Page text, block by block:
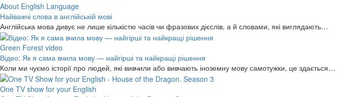
About English Language
Найважчі слова в англійській мові
Англійська мова дивує не лише кількістю часів чи фразових дієслів, а й словами, які виглядають…
Green Forest video
Відео: Як я сама вчила мову — найгірші та найкращі рішення
Коли ми чуємо історії про людей, які вивчили або вивчають іноземну мову самотужки, це здається…
One TV show for your English